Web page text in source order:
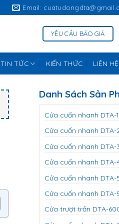
Email:
YÊU CẦU BÁO GIÁ
TIN TỨC KIẾN THỨC LIÊN HỆ
Danh Sách Sản
Cửa cuốn nhanh
Cửa cuốn nhanh
Cửa cuốn nhanh
Cửa cuốn nhanh
Cửa cuốn nhanh
Cửa cuốn nhanh
Cửa trượt trần DTA-